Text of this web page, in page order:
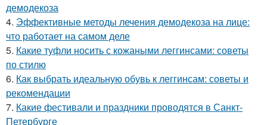
демодекоза
4. Эффективные методы лечения демодекоза на лице:
что работает на самом деле
5. Какие туфли носить с кожаными леггинсами: советы
по стилю
6. Как выбрать идеальную обувь к леггинсам: советы и
рекомендации
7. Какие фестивали и праздники проводятся в Санкт-
Петербурге